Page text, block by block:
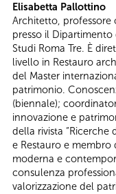
Elisabetta Pallottino
Architetto, professore
presso il
Studi Roma Tre. È
livello in Restauro
del Master
patrimonio.
(biennale);
innovazione e
della rivista “Ricerche
e Restauro e membro
moderna e
consulenza
valorizzazione del